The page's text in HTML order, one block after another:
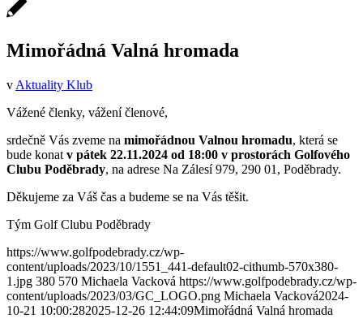
Mimořádná Valná hromada
v Aktuality Klub
Vážené členky, vážení členové,
srdečně Vás zveme na mimořádnou Valnou hromadu, která se
bude konat v pátek 22.11.2024 od 18:00 v prostorách Golfového
Clubu Poděbrady, na adrese Na Zálesí 979, 290 01, Poděbrady.
Děkujeme za Váš čas a budeme se na Vás těšit.
Tým Golf Clubu Poděbrady
https://www.golfpodebrady.cz/wp-
content/uploads/2023/10/1551_441-default02-cithumb-570x380-
1.jpg 380 570 Michaela Vacková https://www.golfpodebrady.cz/wp-
content/uploads/2023/03/GC_LOGO.png Michaela Vacková2024-
10-21 10:00:282025-12-26 12:44:09Mimořádná Valná hromada